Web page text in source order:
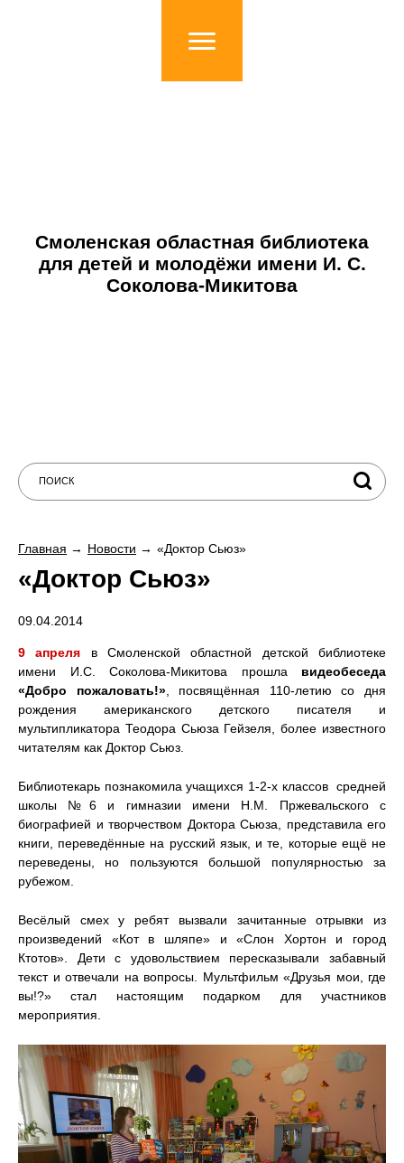
Смоленская областная библиотека
для детей и молодёжи имени И. С.
Соколова-Микитова
Главная Новости «Доктор Сьюз»
«Доктор Сьюз»
09.04.2014
9 апреля в Смоленской областной детской библиотеке
имени И.С. Соколова-Микитова прошла видеобеседа
«Добро пожаловать!», посвящённая 110-летию со дня
рождения американского детского писателя и
мультипликатора Теодора Сьюза Гейзеля, более известного
читателям как Доктор Сьюз.
Библиотекарь познакомила учащихся 1-2-х классов средней
школы №6 и гимназии имени Н.М. Пржевальского с
биографией и творчеством Доктора Сьюза, представила его
книги, переведённые на русский язык, и те, которые ещё не
переведены, но пользуются большой популярностью за
рубежом.
Весёлый смех у ребят вызвали зачитанные отрывки из
произведений «Кот в шляпе» и «Слон Хортон и город
Ктотов». Дети с удовольствием пересказывали забавный
текст и отвечали на вопросы. Мультфильм «Друзья мои, где
вы!?» стал настоящим подарком для участников
мероприятия.